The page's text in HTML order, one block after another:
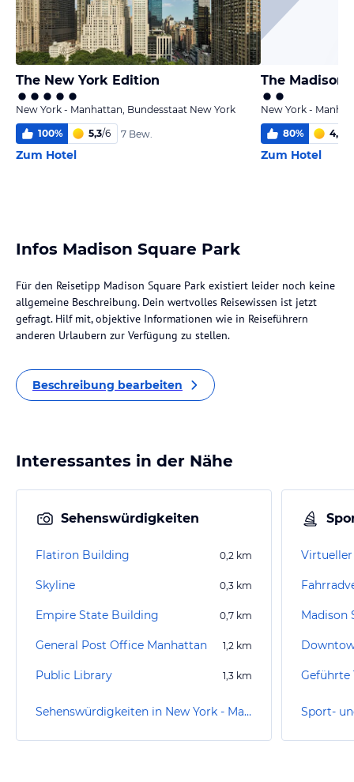
The New York Edition
New York - Manhattan, Bundesstaat New York
100% 5,3/6 7 Bew.
Zum Hotel
The Madison
New York -
80% 4,8
Zum Hotel
Infos Madison Square Park
Für den Reisetipp Madison Square Park existiert leider noch keine
allgemeine Beschreibung. Dein wertvolles Reisewissen ist jetzt
gefragt. Hilf mit, objektive Informationen wie in Reiseführern
anderen Urlaubern zur Verfügung zu stellen.
Beschreibung bearbeiten
Interessantes in der Nähe
Sehenswürdigkeiten
Flatiron Building 0,2 km
Skyline 0,3 km
Empire State Building 0,7 km
General Post Office Manhattan 1,2 km
Public Library 1,3 km
Sehenswürdigkeiten in New York - Manhattan
Madison